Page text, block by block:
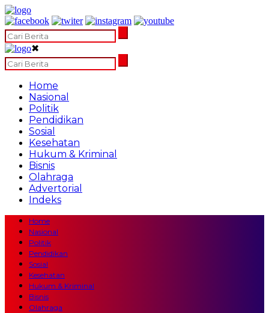
✖
Home
Nasional
Politik
Pendidikan
Sosial
Kesehatan
Hukum & Kriminal
Bisnis
Olahraga
Advertorial
Indeks
Home
Nasional
Politik
Pendidikan
Sosial
Kesehatan
Hukum & Kriminal
Bisnis
Olahraga